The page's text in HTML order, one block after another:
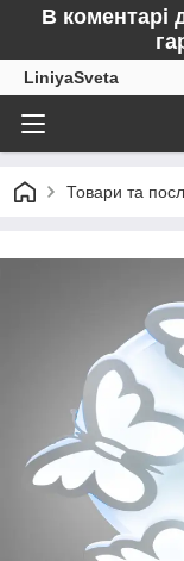
В коментарі
LiniyaSveta
Товари та